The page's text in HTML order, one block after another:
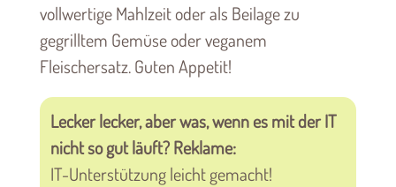
vollwertige Mahlzeit oder als Beilage zu
gegrilltem Gemüse oder veganem
Fleischersatz. Guten Appetit!
Lecker lecker, aber was, wenn es mit der IT
nicht so gut läuft? Reklame:
IT-Unterstützung leicht gemacht!